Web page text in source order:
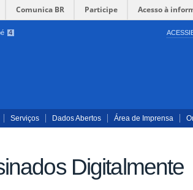
Comunica BR Participe Acesso à
4
Serviços Dados Abertos Área de Imprensa
Digitalmente